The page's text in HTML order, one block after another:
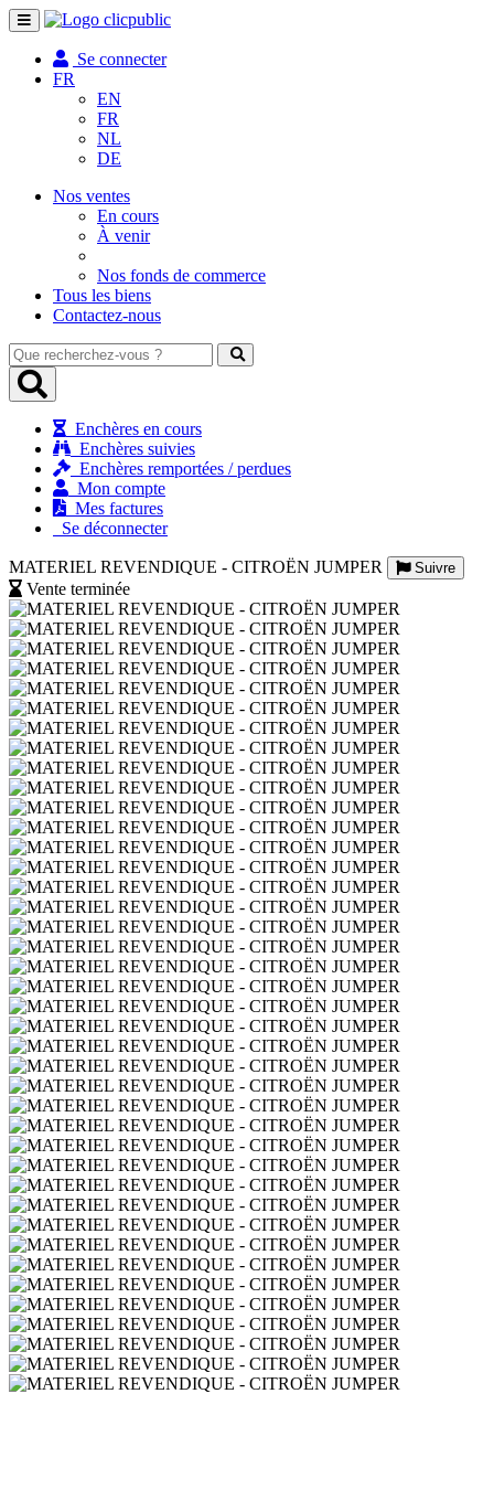
Toggle
navigation
Se connecter
FR
EN
FR
NL
DE
Nos ventes
En cours
À venir
Nos fonds de commerce
Tous les biens
Contactez-nous
Que
recherchez-
vous
Enchères en cours
Enchères suivies
Enchères remportées / perdues
Mon compte
Mes factures
Se déconnecter
MATERIEL REVENDIQUE - CITROËN JUMPER Suivre
Vente terminée